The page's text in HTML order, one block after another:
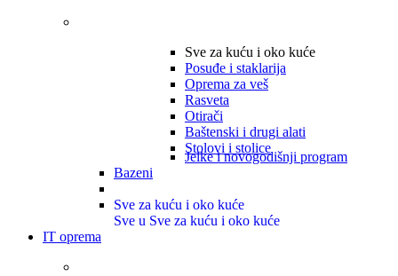
Sve za kuću i oko kuće
Posuđe i staklarija
Oprema za veš
Rasveta
Otirači
Baštenski i drugi alati
Stolovi i stolice
Jelke i novogodišnji program
Bazeni
Sve za kuću i oko kuće
Sve u Sve za kuću i oko kuće
IT oprema